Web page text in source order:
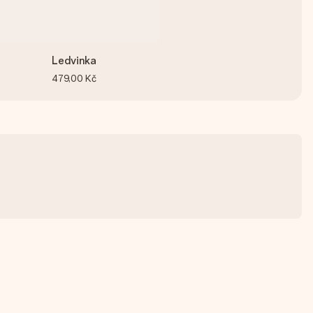
Ledvinka
479,00 Kč